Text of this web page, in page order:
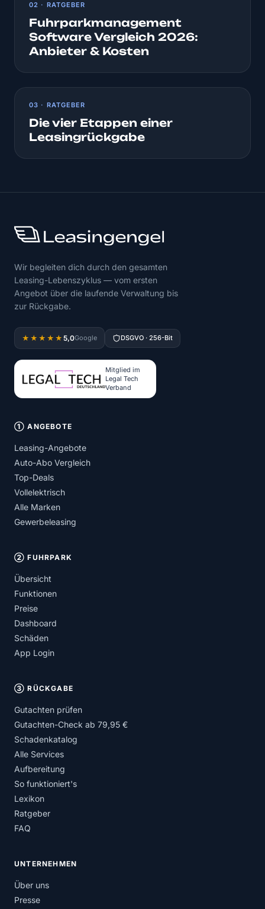
02 · RATGEBER
Fuhrparkmanagement
Software Vergleich 2026:
Anbieter & Kosten
03 · RATGEBER
Die vier Etappen einer
Leasingrückgabe
Wir begleiten dich durch den gesamten
Leasing-Lebenszyklus — vom ersten
Angebot über die laufende Verwaltung bis
zur Rückgabe.
★★★★★ 5,0Google DSGVO · 256-Bit
Mitglied im
Legal Tech
Verband
① ANGEBOTE
Leasing-Angebote
Auto-Abo Vergleich
Top-Deals
Vollelektrisch
Alle Marken
Gewerbeleasing
② FUHRPARK
Übersicht
Funktionen
Preise
Dashboard
Schäden
App Login
③ RÜCKGABE
Gutachten prüfen
Gutachten-Check ab 79,95 €
Schadenkatalog
Alle Services
Aufbereitung
So funktioniert's
Lexikon
Ratgeber
FAQ
UNTERNEHMEN
Über uns
Presse